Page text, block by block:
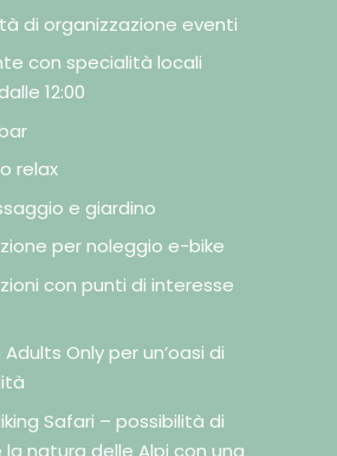
di organizzazione eventi
con specialità locali
12:00
relax
e giardino
per noleggio e-bike
con punti di interesse
Only per un’oasi di
Safari – possibilità di
la natura delle Alpi con una